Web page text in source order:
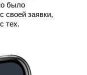
было
своей заявки,
тех.